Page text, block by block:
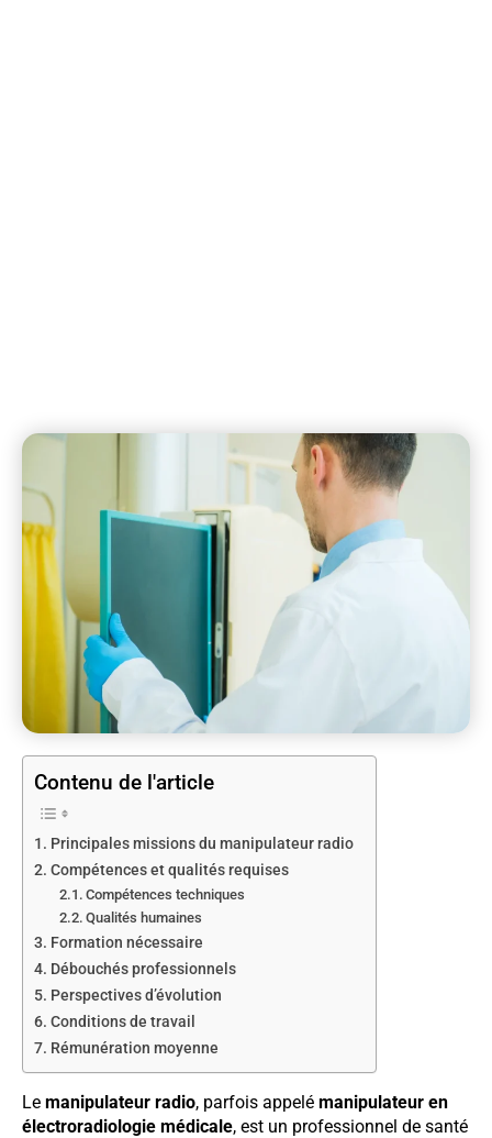
Contenu de l'article
Principales missions du manipulateur radio
Compétences et qualités requises
Compétences techniques
Qualités humaines
Formation nécessaire
Débouchés professionnels
Perspectives d’évolution
Conditions de travail
Rémunération moyenne
Le manipulateur radio, parfois appelé manipulateur en
électroradiologie médicale, est un professionnel de santé